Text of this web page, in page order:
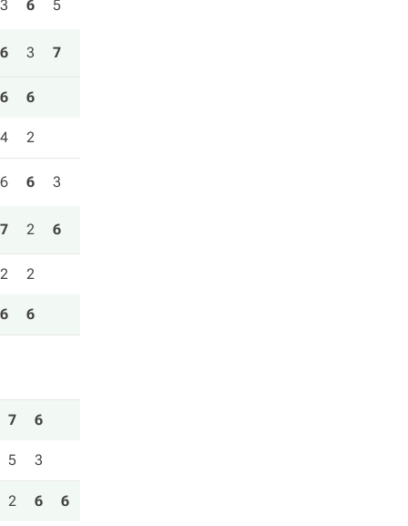
3 6 5
6 3 7
6 6
4 2
6 6 3
7 2 6
2 2
6 6
7 6
5 3
2 6 6